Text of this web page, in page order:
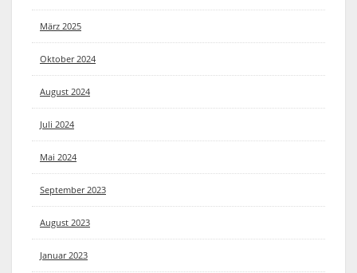
März 2025
Oktober 2024
August 2024
Juli 2024
Mai 2024
September 2023
August 2023
Januar 2023